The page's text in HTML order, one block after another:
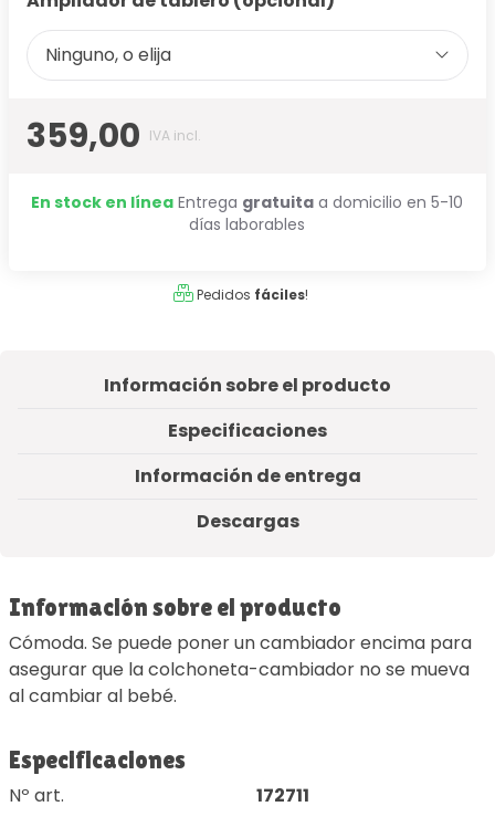
Ninguno, o elija
359,00 IVA incl.
En stock en línea Entrega gratuita a domicilio en 5-10
días laborables
Pedidos fáciles!
Información sobre el producto
Especificaciones
Información de entrega
Descargas
Información sobre el producto
Cómoda. Se puede poner un cambiador encima para
asegurar que la colchoneta-cambiador no se mueva
al cambiar al bebé.
Especificaciones
Nº art.
172711